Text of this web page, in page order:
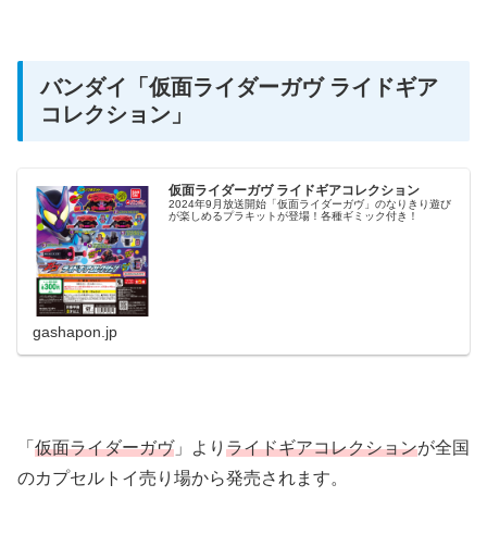
バンダイ 「仮面ライダーガヴ ライドギア
コレクション」
仮面ライダーガヴ ライドギアコレクション
2024年9月放送開始「仮面ライダーガヴ」のなりきり遊び
が楽しめるプラキットが登場！各種ギミック付き！
gashapon.jp
「 仮面ライダーガヴ」より ライドギアコレクションが全国
のカプセルトイ売り場から発売されます。